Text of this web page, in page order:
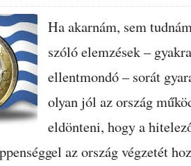
Ha akarnám, sem
szóló elemzések –
ellentmondó – sorát
olyan jól az ország
eldönteni, hogy a
az ország végzetét